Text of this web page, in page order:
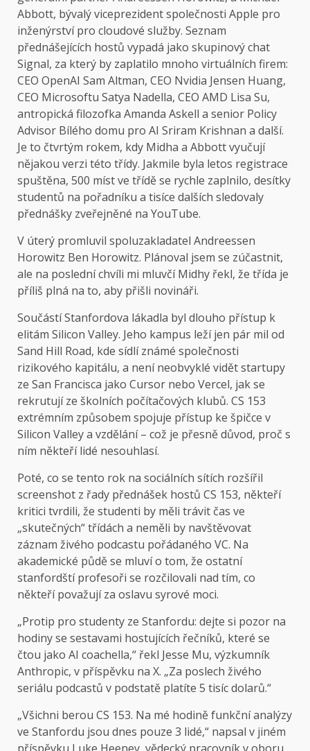
Abbott, bývalý viceprezident společnosti Apple pro
inženýrství pro cloudové služby. Seznam
přednášejících hostů vypadá jako skupinový chat
Signal, za který by zaplatilo mnoho virtuálních firem:
CEO OpenAI Sam Altman, CEO Nvidia Jensen Huang,
CEO Microsoftu Satya Nadella, CEO AMD Lisa Su,
antropická filozofka Amanda Askell a senior Policy
Advisor Bílého domu pro AI Sriram Krishnan a další.
Je to čtvrtým rokem, kdy Midha a Abbott vyučují
nějakou verzi této třídy. Jakmile byla letos registrace
spuštěna, 500 míst ve třídě se rychle zaplnilo, desítky
studentů na pořadníku a tisíce dalších sledovaly
přednášky zveřejněné na YouTube.
V úterý promluvil spoluzakladatel Andreessen
Horowitz Ben Horowitz. Plánoval jsem se zúčastnit,
ale na poslední chvíli mi mluvčí Midhy řekl, že třída je
příliš plná na to, aby přišli novináři.
Součástí Stanfordova lákadla byl dlouho přístup k
elitám Silicon Valley. Jeho kampus leží jen pár mil od
Sand Hill Road, kde sídlí známé společnosti
rizikového kapitálu, a není neobvyklé vidět startupy
ze San Francisca jako Cursor nebo Vercel, jak se
rekrutují ze školních počítačových klubů. CS 153
extrémním způsobem spojuje přístup ke špičce v
Silicon Valley a vzdělání – což je přesně důvod, proč s
ním někteří lidé nesouhlasí.
Poté, co se tento rok na sociálních sítích rozšířil
screenshot z řady přednášek hostů CS 153, někteří
kritici tvrdili, že studenti by měli trávit čas ve
„skutečných“ třídách a neměli by navštěvovat
záznam živého podcastu pořádaného VC. Na
akademické půdě se mluví o tom, že ostatní
stanfordští profesoři se rozčilovali nad tím, co
někteří považují za oslavu syrové moci.
„Protip pro studenty ze Stanfordu: dejte si pozor na
hodiny se sestavami hostujících řečníků, které se
čtou jako AI coachella,“ řekl Jesse Mu, výzkumník
Anthropic, v příspěvku na X. „Za poslech živého
seriálu podcastů v podstatě platíte 5 tisíc dolarů.“
„Všichni berou CS 153. Na mé hodině funkční analýzy
ve Stanfordu jsou dnes pouze 3 lidé,“ napsal v jiném